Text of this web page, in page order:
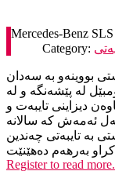
Mercedes-Benz
Category:
بووینه‌و به‌ سه‌دان
له‌ پێشه‌نگه‌ و له‌
دیزاینی تایبه‌ت و
ئه‌مه‌ش که‌ سالانه‌
به‌ تایبه‌تی چه‌ندین
Register to read